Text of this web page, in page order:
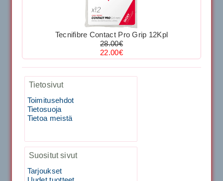
129.00€ 115.00€
Käsiystäv&...
Laadukas urheilusukk...
Tecnifibre Sukka 3pr matala varsi / Valkoinen
Tecnifibre Razor Spin 200m
Tecnifibre Contact Pro Grip 12Kpl
28.00€
22.00€
Tietosivut
Toimitusehdot
Tietosuoja
Tietoa meistä
Suositut sivut
Tarjoukset